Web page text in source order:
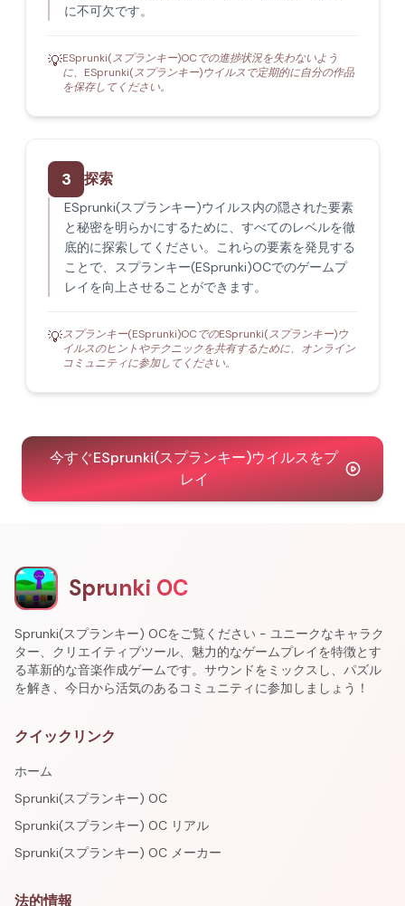
に不可欠です。
💡ESprunki(スプランキー)OCでの進捗状況を失わないよう
に、ESprunki(スプランキー)ウイルスで定期的に自分の作品
を保存してください。
3 探索
ESprunki(スプランキー)ウイルス内の隠された要素
と秘密を明らかにするために、すべてのレベルを徹
底的に探索してください。これらの要素を発見する
ことで、スプランキー(ESprunki)OCでのゲームプ
レイを向上させることができます。
💡スプランキー(ESprunki)OCでのESprunki(スプランキー)ウ
イルスのヒントやテクニックを共有するために、オンライン
コミュニティに参加してください。
今すぐESprunki(スプランキー)ウイルスをプ
レイ
Sprunki OC
Sprunki(スプランキー) OCをご覧ください - ユニークなキャラク
ター、クリエイティブツール、魅力的なゲームプレイを特徴とす
る革新的な音楽作成ゲームです。サウンドをミックスし、パズル
を解き、今日から活気のあるコミュニティに参加しましょう！
クイックリンク
ホーム
Sprunki(スプランキー) OC
Sprunki(スプランキー) OC リアル
Sprunki(スプランキー) OC メーカー
法的情報